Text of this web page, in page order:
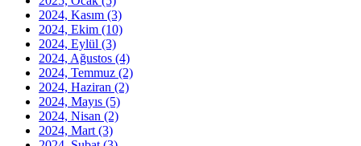
2024, Kasım (3)
2024, Ekim (10)
2024, Eylül (3)
2024, Ağustos (4)
2024, Temmuz (2)
2024, Haziran (2)
2024, Mayıs (5)
2024, Nisan (2)
2024, Mart (3)